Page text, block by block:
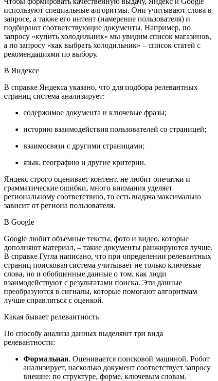
используют специальные алгоритмы. Они учитывают слова в
запросе, а также его интент (намерение пользователя) и
подбирают соответствующие документы. Например, по
запросу «купить холодильник» мы увидим список магазинов,
а по запросу «как выбрать холодильник» – список статей с
рекомендациями по выбору.
В Яндексе
В справке Яндекса указано, что для подбора релевантных
страниц система анализирует:
содержимое документа и ключевые фразы;
историю взаимодействия пользователей со страницей;
взаимосвязи с другими страницами;
язык, географию и другие критерии.
Яндекс строго оценивает контент, не любит опечатки и
грамматические ошибки, много внимания уделяет
региональному соответствию, то есть выдача максимально
зависит от региона пользователя.
В Google
Google любит объемные тексты, фото и видео, которые
дополняют материал, – такие документы ранжируются лучше.
В справке Гугла написано, что при определении релевантных
страниц поисковая система учитывает не только ключевые
слова, но и обобщенные данные о том, как люди
взаимодействуют с результатами поиска. Эти данные
преобразуются в сигналы, которые помогают алгоритмам
лучше справляться с оценкой.
Какая бывает релевантность
По способу анализа данных выделяют три вида
релевантности:
Формальная. Оценивается поисковой машиной. Робот
анализирует, насколько документ соответствует запросу
внешне: по структуре, форме, ключевым словам.